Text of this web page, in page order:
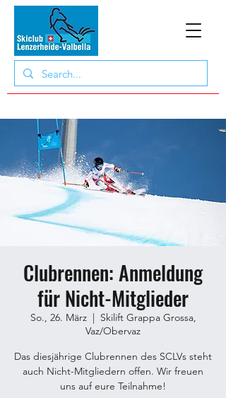
Clubrennen: Anmeldung
für Nicht-Mitglieder
So., 26. März
  |
Skilift Grappa Grossa,
Vaz/Obervaz
Das diesjährige Clubrennen des SCLVs steht
auch Nicht-Mitgliedern offen. Wir freuen
uns auf eure Teilnahme!